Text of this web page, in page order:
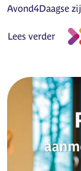
Avond4Daagse
Lees verder